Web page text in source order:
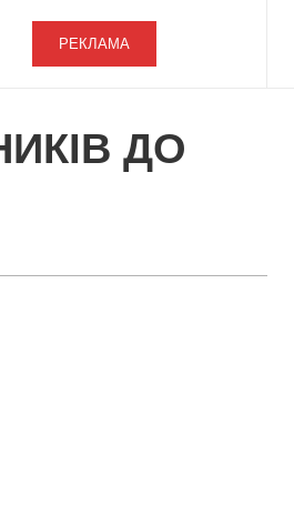
РЕКЛАМА
ДО